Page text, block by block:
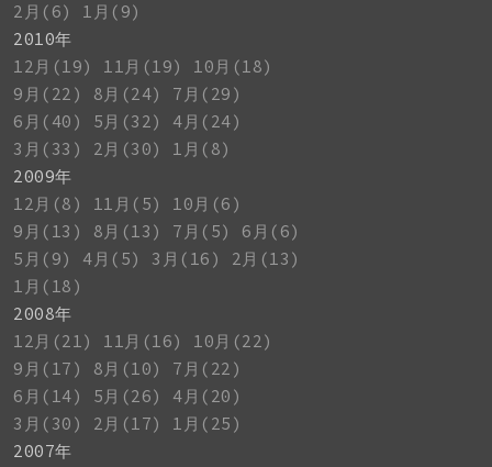
2月(6)
1月(9)
2010年
12月(19)
11月(19)
10月(18)
9月(22)
8月(24)
7月(29)
6月(40)
5月(32)
4月(24)
3月(33)
2月(30)
1月(8)
2009年
12月(8)
11月(5)
10月(6)
9月(13)
8月(13) 7月(5)
6月(6)
5月(9)
4月(5) 3月(16)
2月(13)
1月(18)
2008年
12月(21)
11月(16)
10月(22)
9月(17)
8月(10)
7月(22)
6月(14)
5月(26)
4月(20)
3月(30)
2月(17)
1月(25)
2007年